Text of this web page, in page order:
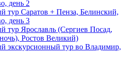
день 2
тур Саратов + Пенза, Белинский,
день 3
тур Ярославль (Сергиев Посад,
Ростов Великий)
экскурсионный тур во Владимир,